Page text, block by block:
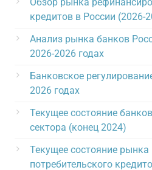
кредитов в России (2026-
Анализ рынка банков
2026-2026 годах
Банковское
2026 годах
Текущее состояние
сектора (конец 2024)
Текущее состояние рынка
потребительского